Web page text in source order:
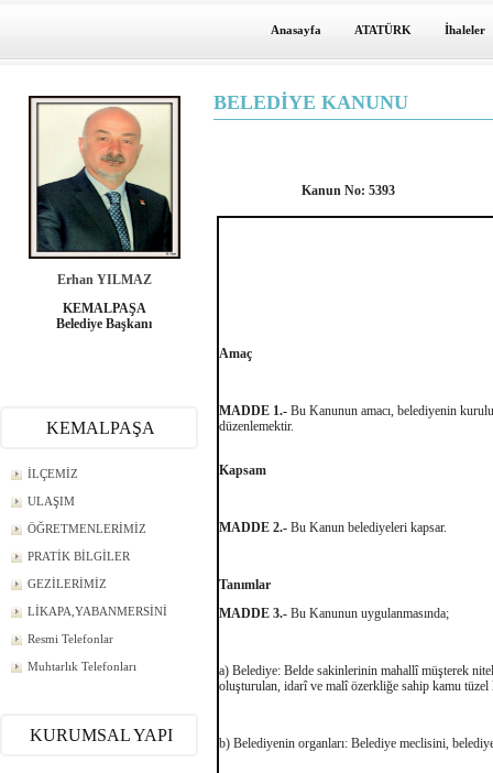
Anasayfa ATATÜRK İhaleler
Erhan YILMAZ
KEMALPAŞA
Belediye Başkanı
KEMALPAŞA
İLÇEMİZ
ULAŞIM
ÖĞRETMENLERİMİZ
PRATİK BİLGİLER
GEZİLERİMİZ
LİKAPA,YABANMERSİNİ
Resmi Telefonlar
Muhtarlık Telefonları
KURUMSAL YAPI
BELEDİYE KANUNU
Kanun No:
Amaç
MADDE 1.- Bu Kanunun amacı, belediyenin
düzenlemektir.
Kapsam
MADDE 2.- Bu Kanun belediyeleri kapsar.
Tanımlar
MADDE 3.- Bu Kanunun uygulanmasında;
a) Belediye: Belde sakinlerinin mahallî müşterek
oluşturulan, idarî ve malî özerkliğe sahip kamu
b) Belediyenin organları: Belediye meclisini,